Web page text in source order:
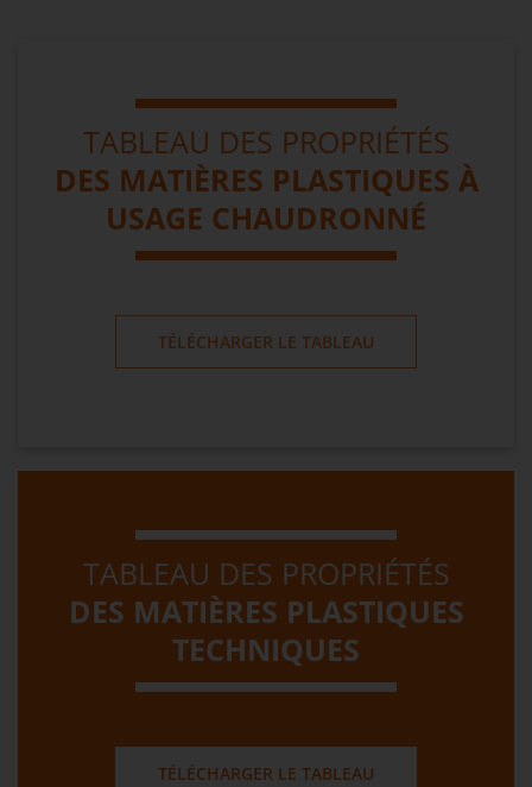
TABLEAU DES PROPRIÉTÉS
DES MATIÈRES PLASTIQUES À
USAGE CHAUDRONNÉ
TÉLÉCHARGER LE TABLEAU
TABLEAU DES PROPRIÉTÉS
DES MATIÈRES PLASTIQUES
TECHNIQUES
TÉLÉCHARGER LE TABLEAU